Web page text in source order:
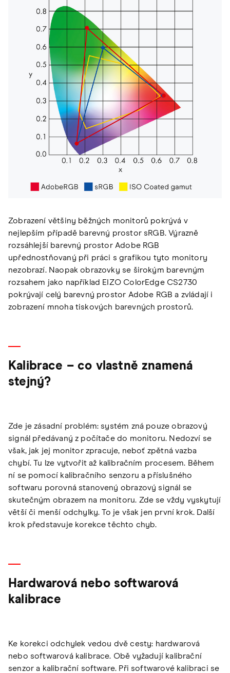
Zobrazení většiny běžných monitorů pokrývá v
nejlepším případě barevný prostor sRGB. Výrazně
rozsáhlejší barevný prostor Adobe RGB
upřednostňovaný při práci s grafikou tyto monitory
nezobrazí. Naopak obrazovky se širokým barevným
rozsahem jako například EIZO ColorEdge CS2730
pokrývají celý barevný prostor Adobe RGB a zvládají i
zobrazení mnoha tiskových barevných prostorů.
Kalibrace – co vlastně znamená
stejný?
Zde je zásadní problém: systém zná pouze obrazový
signál předávaný z počítače do monitoru. Nedozví se
však, jak jej monitor zpracuje, neboť zpětná vazba
chybí. Tu lze vytvořit až kalibračním procesem. Během
ní se pomocí kalibračního senzoru a příslušného
softwaru porovná stanovený obrazový signál se
skutečným obrazem na monitoru. Zde se vždy vyskytují
větší či menší odchylky. To je však jen první krok. Další
krok představuje korekce těchto chyb.
Hardwarová nebo softwarová
kalibrace
Ke korekci odchylek vedou dvě cesty: hardwarová
nebo softwarová kalibrace. Obě vyžadují kalibrační
senzor a kalibrační software. Při softwarové kalibraci se